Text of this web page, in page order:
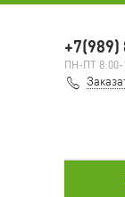
ПН-ПТ 8:00-